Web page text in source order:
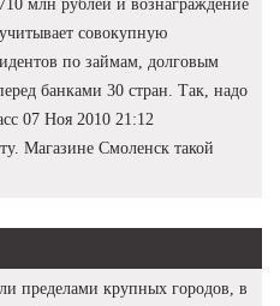
млн рублей и вознаграждение
совокупную
по займам, долговым
банками 30 стран. Так, надо
07 Ноя 2010 21:12
Магазине Смоленск такой
пределами крупных городов, в